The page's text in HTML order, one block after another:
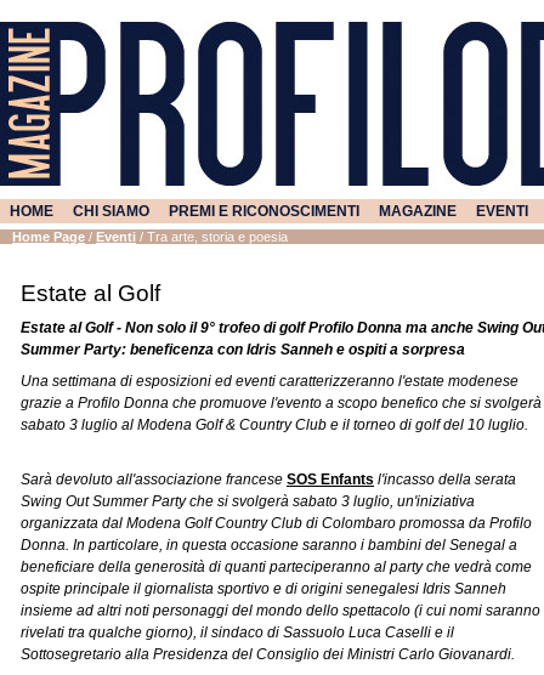
HOME CHI SIAMO PREMI E RICONOSCIMENTI MAGAZINE EVENTI
Home Page / Eventi / Tra arte, storia e poesia
Estate al Golf
Estate al Golf - Non solo il 9° trofeo di golf Profilo Donna ma anche Swing
Summer Party: beneficenza con Idris Sanneh e ospiti a sorpresa
Una settimana di esposizioni ed eventi caratterizzeranno l'estate modenese
grazie a Profilo Donna che promuove l'evento a scopo benefico che si svolgerà
sabato 3 luglio al Modena Golf & Country Club e il torneo di golf del 10 luglio.
Sarà devoluto all'associazione francese SOS Enfants l'incasso della serata
Swing Out Summer Party che si svolgerà sabato 3 luglio, un'iniziativa
organizzata dal Modena Golf Country Club di Colombaro promossa da Profilo
Donna. In particolare, in questa occasione saranno i bambini del Senegal a
beneficiare della generosità di quanti parteciperanno al party che vedrà come
ospite principale il giornalista sportivo e di origini senegalesi Idris Sanneh
insieme ad altri noti personaggi del mondo dello spettacolo (i cui nomi saranno
rivelati tra qualche giorno), il sindaco di Sassuolo Luca Caselli e il
Sottosegretario alla Presidenza del Consiglio dei Ministri Carlo Giovanardi.